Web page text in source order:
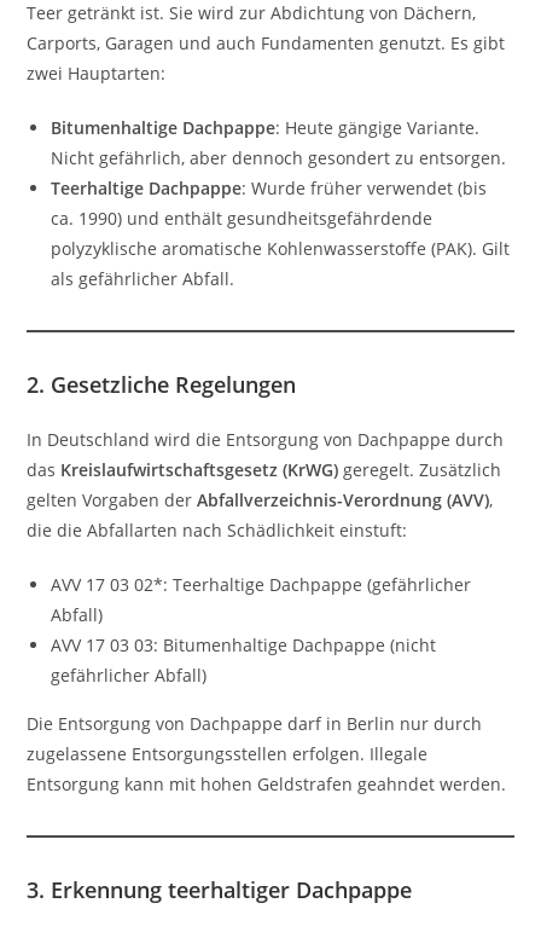
Teer getränkt ist. Sie wird zur Abdichtung von Dächern,
Carports, Garagen und auch Fundamenten genutzt. Es gibt
zwei Hauptarten:
Bitumenhaltige Dachpappe: Heute gängige Variante.
Nicht gefährlich, aber dennoch gesondert zu entsorgen.
Teerhaltige Dachpappe: Wurde früher verwendet (bis
ca. 1990) und enthält gesundheitsgefährdende
polyzyklische aromatische Kohlenwasserstoffe (PAK). Gilt
als gefährlicher Abfall.
2. Gesetzliche Regelungen
In Deutschland wird die Entsorgung von Dachpappe durch
das Kreislaufwirtschaftsgesetz (KrWG) geregelt. Zusätzlich
gelten Vorgaben derAbfallverzeichnis-Verordnung (AVV),
die die Abfallarten nach Schädlichkeit einstuft:
AVV 17 03 02*: Teerhaltige Dachpappe (gefährlicher
Abfall)
AVV 17 03 03: Bitumenhaltige Dachpappe (nicht
gefährlicher Abfall)
Die Entsorgung von Dachpappe darf in Berlin nur durch
zugelassene Entsorgungsstellen erfolgen. Illegale
Entsorgung kann mit hohen Geldstrafen geahndet werden.
3. Erkennung teerhaltiger Dachpappe